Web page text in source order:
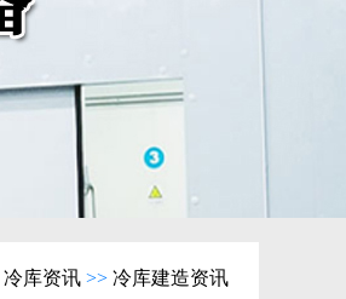
冷库资讯 >> 冷库建造资讯